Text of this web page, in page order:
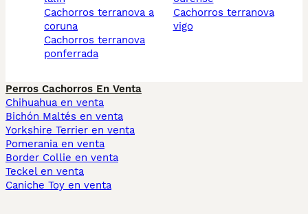
cachorros terranova a
coruna
cachorros terranova
ponferrada
cachorros terranova
vigo
Perros Cachorros En Venta
Chihuahua en venta
Bichón Maltés en venta
Yorkshire Terrier en venta
Pomerania en venta
Border Collie en venta
Teckel en venta
Caniche Toy en venta